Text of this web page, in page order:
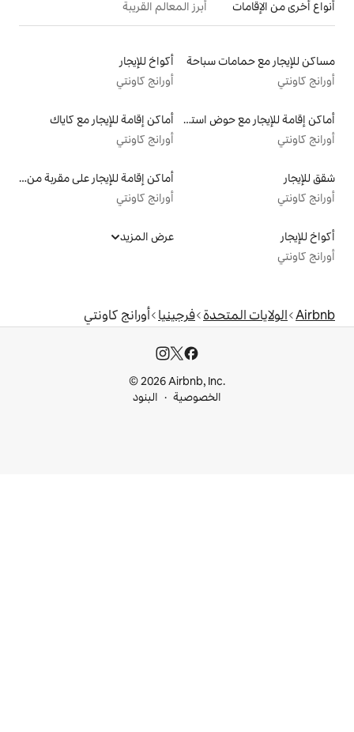
أبرز المعالم القريبة
أكواخ للإيجار
أورانج كاونتي
أماكن إقامة للإيجار مع حوض استحمام ساخن
أماكن إقامة للإيجار مع كاياك
أورانج كاونتي
أماكن إقامة للإيجار على مقربة من البحيرة
أورانج كاونتي
عرض المزيد
فرجينيا أورانج كاونتي